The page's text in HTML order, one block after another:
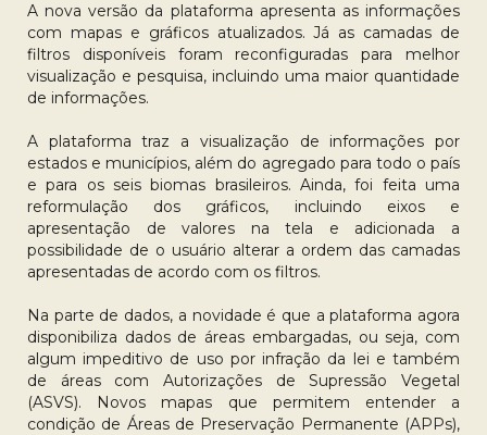
A nova versão da plataforma apresenta as informações
com mapas e gráficos atualizados. Já as camadas de
filtros disponíveis foram reconfiguradas para melhor
visualização e pesquisa, incluindo uma maior quantidade
de informações.
A plataforma traz a visualização de informações por
estados e municípios, além do agregado para todo o país
e para os seis biomas brasileiros. Ainda, foi feita uma
reformulação dos gráficos, incluindo eixos e
apresentação de valores na tela e adicionada a
possibilidade de o usuário alterar a ordem das camadas
apresentadas de acordo com os filtros.
Na parte de dados, a novidade é que a plataforma agora
disponibiliza dados de áreas embargadas, ou seja, com
algum impeditivo de uso por infração da lei e também
de áreas com Autorizações de Supressão Vegetal
(ASVS). Novos mapas que permitem entender a
condição de Áreas de Preservação Permanente (APPs),